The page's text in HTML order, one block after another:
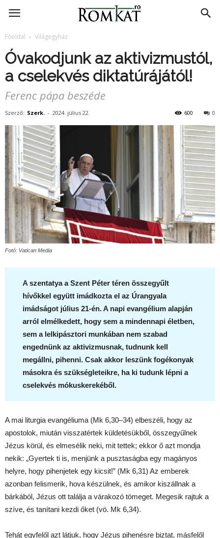
RomKat.ro
Főoldal Világegyház
Óvakodjunk az aktivizmustól,
a cselekvés diktatúrájától!
Ferenc pápa beszéde
Szerző: Szerk. - 2024. július 22. 0
600
Fotó: Vatican Media
A szentatya a Szent Péter téren összegyűlt
hívőkkel együtt imádkozta el az Úrangyala
imádságot július 21-én. A napi evangélium alapján
arról elmélkedett, hogy sem a mindennapi életben,
sem a lelkipásztori munkában nem szabad
engednünk az aktivizmusnak, tudnunk kell
megállni, pihenni. Csak akkor leszünk fogékonyak
másokra és szükségleteikre, ha ki tudunk lépni a
cselekvés mókuskerekéből.
A mai liturgia evangéliuma (Mk 6,30–34) elbeszéli, hogy az
apostolok, miután visszatértek küldetésükből, összegyűlnek
Jézus körül, és elmesélik neki, mit tettek; ekkor ő azt mondja
nekik: „Gyertek ti is, menjünk a pusztaságba egy magányos
helyre, hogy pihenjetek egy kicsit!” (Mk 6,31) Az emberek
azonban felismerik, hova készülnek, és amikor kiszállnak a
bárkából, Jézus ott találja a várakozó tömeget. Megesik rajtuk a
szíve, és tanítani kezdi őket (vö. Mk 6,34).
Tehát egyfelől azt látjuk, hogy Jézus pihenésre biztat, másfelől